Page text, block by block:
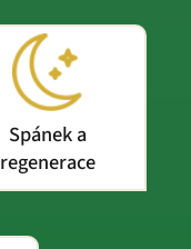
Spánek a
regenerace